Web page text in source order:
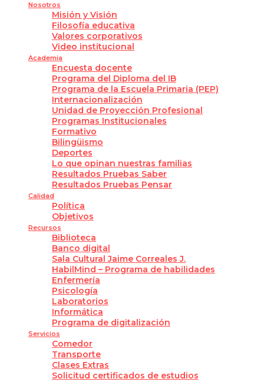
Nosotros
Misión y Visión
Filosofía educativa
Valores corporativos
Video institucional
Academia
Encuesta docente
Programa del Diploma del IB
Programa de la Escuela Primaria (PEP)
Internacionalización
Unidad de Proyección Profesional
Programas Institucionales
Formativo
Bilingüismo
Deportes
Lo que opinan nuestras familias
Resultados Pruebas Saber
Resultados Pruebas Pensar
Calidad
Política
Objetivos
Recursos
Biblioteca
Banco digital
Sala Cultural Jaime Correales J.
HabilMind – Programa de habilidades
Enfermería
Psicología
Laboratorios
Informática
Programa de digitalización
Servicios
Comedor
Transporte
Clases Extras
Solicitud certificados de estudios